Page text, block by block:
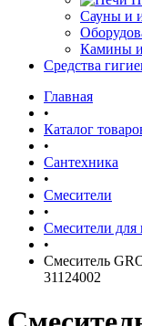
Сауны и
Камины и
Средства
Главная
•
Каталог
•
Сантехника
•
Смесители
•
Смесители для
•
Смеситель
31124002